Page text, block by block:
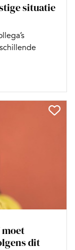
situatie
moet
dit